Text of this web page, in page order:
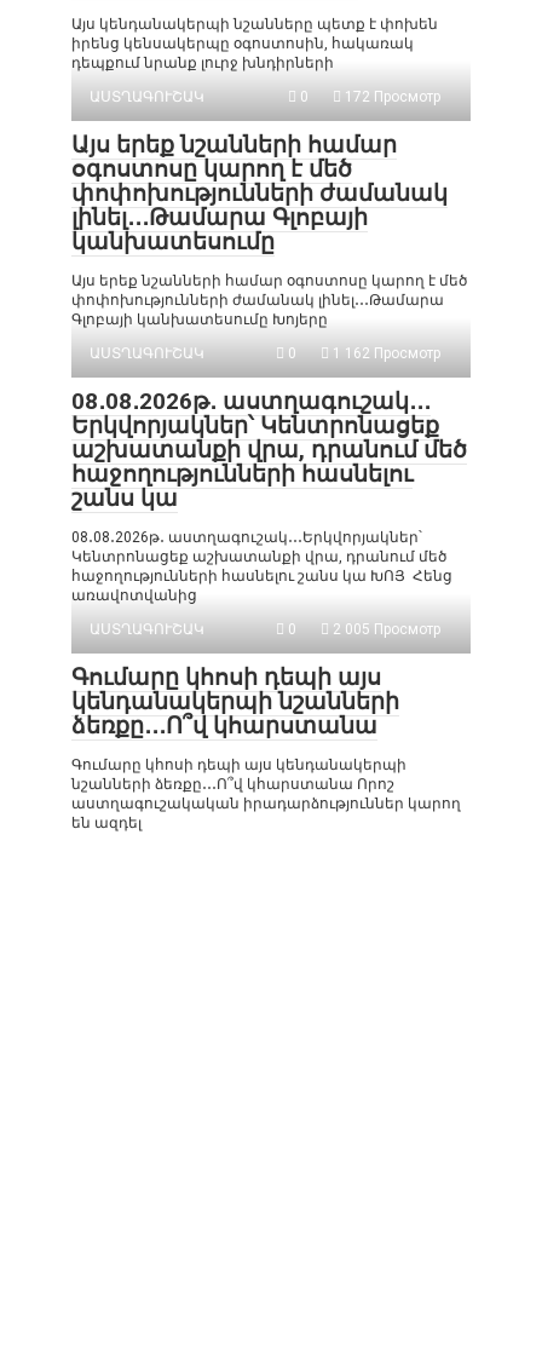
Այս կենդանակերպի նշանները պետք է փոխեն
իրենց կենսակերպը օգոստոսին, հակառակ
դեպքում նրանք լուրջ խնդիրների
ԱՍՏՂԱԳՈՒՇԱԿ
0 172 Просмотр
Այս երեք նշանների համար
օգոստոսը կարող է մեծ
փոփոխությունների ժամանակ
լինել․․․Թամարա Գլոբայի
կանխատեսումը
Այս երեք նշանների համար օգոստոսը կարող է մեծ
փոփոխությունների ժամանակ լինել․․․Թամարա
Գլոբայի կանխատեսումը Խոյերը
ԱՍՏՂԱԳՈՒՇԱԿ
0 1 162 Просмотр
08․08․2026թ․ աստղագուշակ․․․
Երկվորյակներ՝ Կենտրոնացեք
աշխատանքի վրա, դրանում մեծ
հաջողությունների հասնելու
շանս կա
08․08․2026թ․ աստղագուշակ․․․Երկվորյակներ՝
Կենտրոնացեք աշխատանքի վրա, դրանում մեծ
հաջողությունների հասնելու շանս կա ԽՈՅ Հենց
առավոտվանից
ԱՍՏՂԱԳՈՒՇԱԿ
0 2 005 Просмотр
Գումարը կհոսի դեպի այս
կենդանակերպի նշանների
ձեռքը․․․Ո՞վ կհարստանա
Գումարը կհոսի դեպի այս կենդանակերպի
նշանների ձեռքը․․․Ո՞վ կհարստանա Որոշ
աստղագուշակական իրադարձություններ կարող
են ազդել